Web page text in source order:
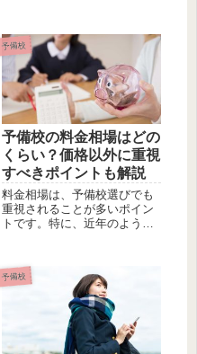
ん。しかし、人によっては予
備校よりも塾のほうが向いて
いることもあります。そこで
この...
予備校
予備校の料金相場はどの
くらい？価格以外に重視
すべきポイントも解説
料金相場は、予備校選びでも
重視されることが多いポイン
トです。特に、近年のように
きを置くことも多くなるでし
ょう。 この記事では、まず、
予備校の費用相場を紹介しま
す。そのうえで、予備校...
予備校